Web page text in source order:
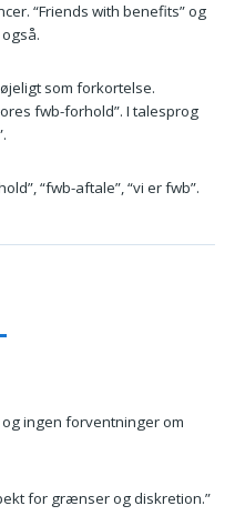
“Friends with benefits” og
som forkortelse.
fwb-forhold”. I talesprog
“fwb-aftale”, “vi er fwb”.
ingen forventninger om
for grænser og diskretion.”